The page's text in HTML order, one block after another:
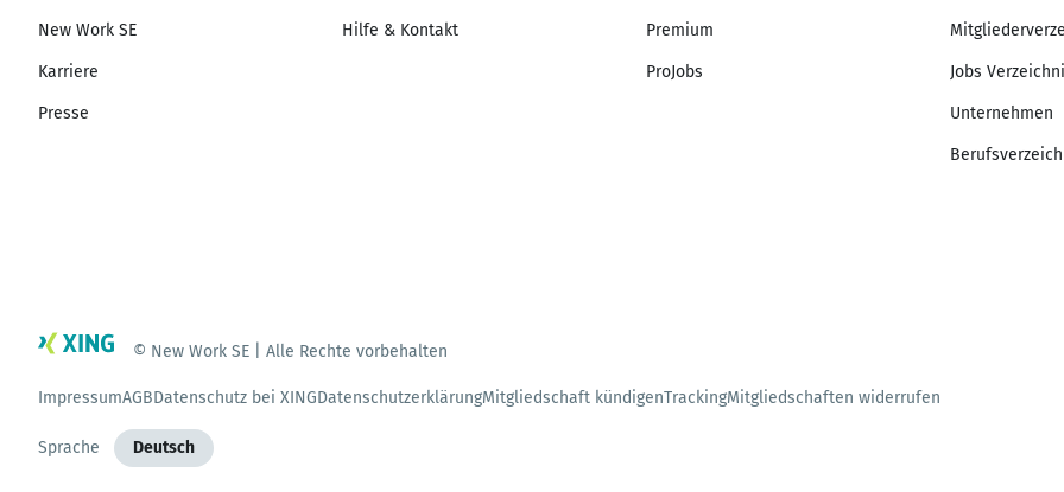
New Work SE
Karriere
Presse
Hilfe & Kontakt Premium
ProJobs Jobs
Unternehmen
© New Work SE | Alle Rechte vorbehalten
ImpressumAGBDatenschutz bei XINGDatenschutzerklärungMitgliedschaft kündigenTrackingMitgliedschaften widerrufen
Sprache Deutsch